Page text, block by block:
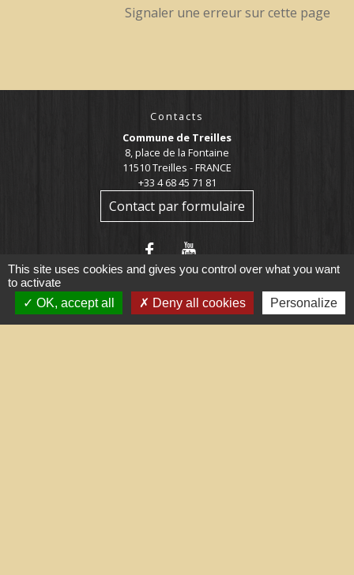
Signaler une erreur sur cette page
Contacts
Commune de Treilles
8, place de la Fontaine
11510 Treilles - FRANCE
+33 4 68 45 71 81
Contact par formulaire
This site uses cookies and gives you control over what you want
to activate
OK, accept all
Deny all cookies Personalize